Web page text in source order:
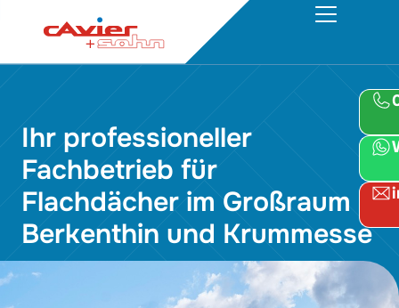
Ihr professioneller
Fachbetrieb für
Flachdächer im Großraum
Berkenthin und Krummesse